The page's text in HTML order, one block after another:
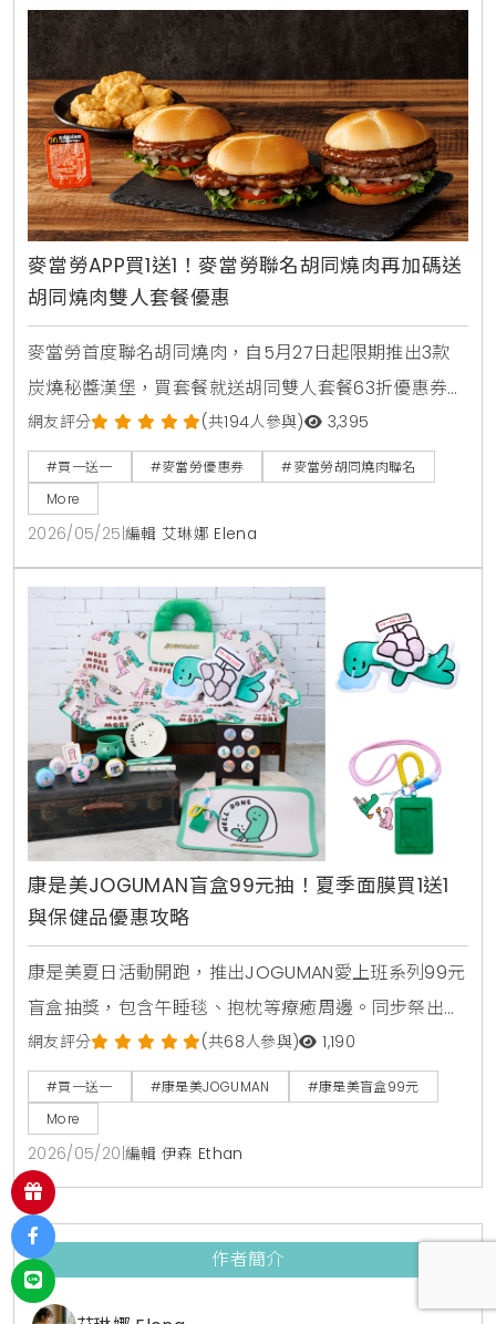
麥當勞APP買1送1！麥當勞聯名胡同燒肉再加碼送
胡同燒肉雙人套餐優惠
麥當勞首度聯名胡同燒肉，自5月27日起限期推出3款
炭燒秘醬漢堡，買套餐就送胡同雙人套餐63折優惠券。
人氣捲捲薯條同步回歸，還有西西里金選冰美式全新登
場，搭配APP年中慶享買1送1。
網友評分 (共194人參與) 3,395
#買一送一 #麥當勞優惠券
#麥當勞胡同燒肉聯名
More
2026/05/25 編輯 艾琳娜 Elena
康是美JOGUMAN盲盒99元抽！夏季面膜買1送1
與保健品優惠攻略
康是美夏日活動開跑，推出JOGUMAN愛上班系列99元
盲盒抽獎，包含午睡毯、抱枕等療癒周邊。同步祭出活
力健康節保健品買1送1與金卡會員面膜點數30倍送，由
美妝生活專家分享夏日補給省錢攻略。
網友評分 (共68人參與) 1,190
#買一送一 #康是美JOGUMAN
#康是美盲盒99元
More
2026/05/20 編輯 伊森 Ethan
作者簡介